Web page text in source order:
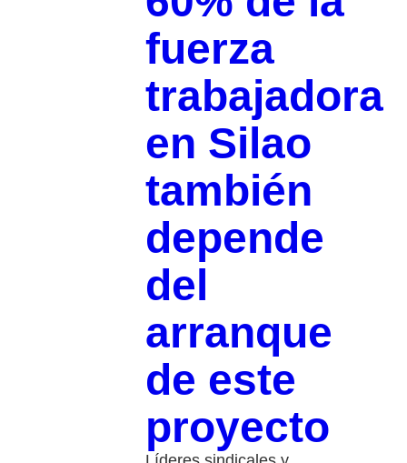
fuerza
trabajadora
en Silao
también
depende
del
arranque
de este
proyecto